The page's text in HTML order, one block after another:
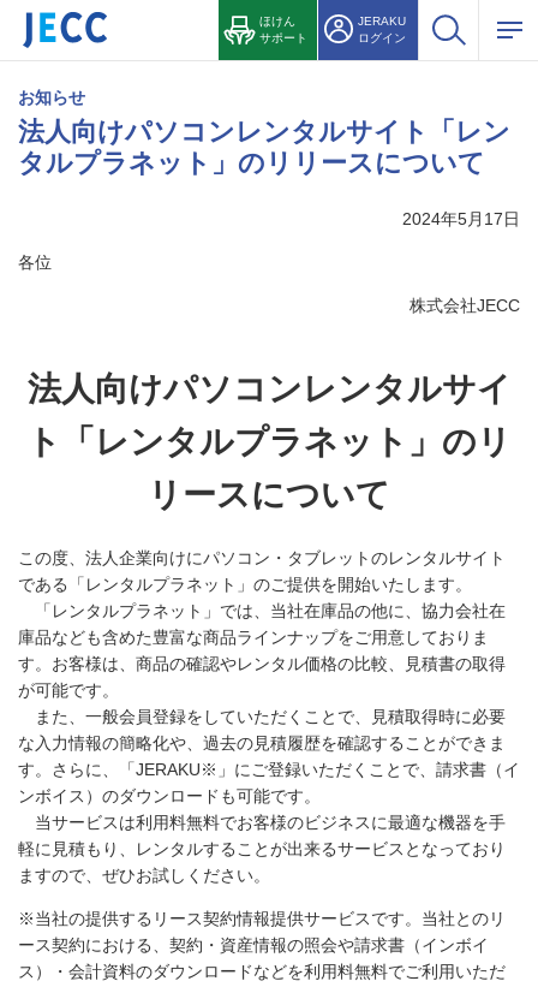
ほけん
サポート
JERAKU
ログイン
お知らせ
法人向けパソコンレンタルサイト「レン
タルプラネット」のリリースについて
2024年5月17日
各位
株式会社JECC
法人向けパソコンレンタルサイ
ト「レンタルプラネット」のリ
リースについて
この度、法人企業向けにパソコン・タブレットのレンタルサイト
である「レンタルプラネット」のご提供を開始いたします。
「レンタルプラネット」では、当社在庫品の他に、協力会社在
庫品なども含めた豊富な商品ラインナップをご用意しておりま
す。お客様は、商品の確認やレンタル価格の比較、見積書の取得
が可能です。
また、一般会員登録をしていただくことで、見積取得時に必要
な入力情報の簡略化や、過去の見積履歴を確認することができま
す。さらに、「JERAKU※」にご登録いただくことで、請求書（イ
ンボイス）のダウンロードも可能です。
当サービスは利用料無料でお客様のビジネスに最適な機器を手
軽に見積もり、レンタルすることが出来るサービスとなっており
ますので、ぜひお試しください。
※当社の提供するリース契約情報提供サービスです。当社とのリ
ース契約における、契約・資産情報の照会や請求書（インボイ
ス）・会計資料のダウンロードなどを利用料無料でご利用いただ